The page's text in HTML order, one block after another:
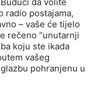
da volite
radio postajama,
– vaše će tijelo
rečeno “unutarnji
koju ste ikada
vašeg
pohranjenu u